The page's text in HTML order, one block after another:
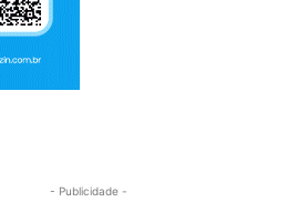
- Publicidade -